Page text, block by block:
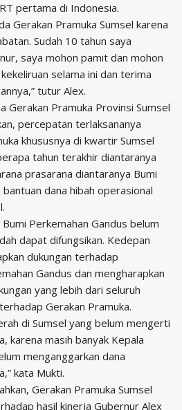
pertama di Indonesia.
Gerakan Pramuka Sumsel karena
Sudah 10 tahun saya
saya mohon pamit dan mohon
selama ini dan terima
tutur Alex.
Gerakan Pramuka Provinsi Sumsel
percepatan terlaksananya
khususnya di kwartir Sumsel
tahun terakhir diantaranya
prasarana diantaranya Bumi
dana hibah operasional
Perkemahan Gandus belum
dapat difungsikan. Kedepan
dukungan terhadap
Gandus dan mengharapkan
yang lebih dari seluruh
Gerakan Pramuka.
di Sumsel yang belum mengerti
karena masih banyak Kepala
menganggarkan dana
kata Mukti.
Gerakan Pramuka Sumsel
hasil kinerja Gubernur Alex